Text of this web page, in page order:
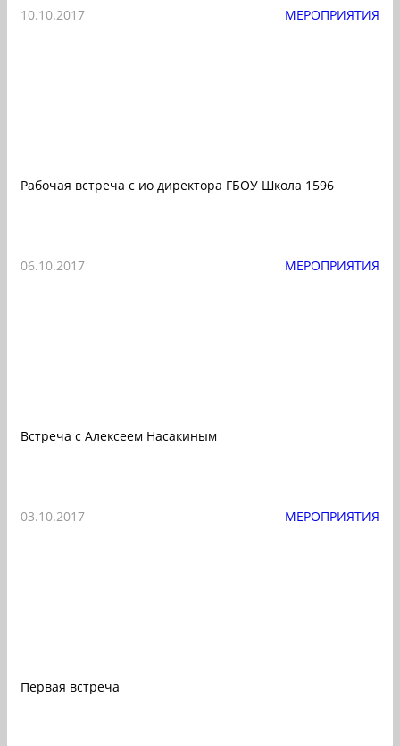
10.10.2017 МЕРОПРИЯТИЯ
Рабочая встреча с ио директора ГБОУ Школа 1596
06.10.2017 МЕРОПРИЯТИЯ
Встреча с Алексеем Насакиным
03.10.2017 МЕРОПРИЯТИЯ
Первая встреча